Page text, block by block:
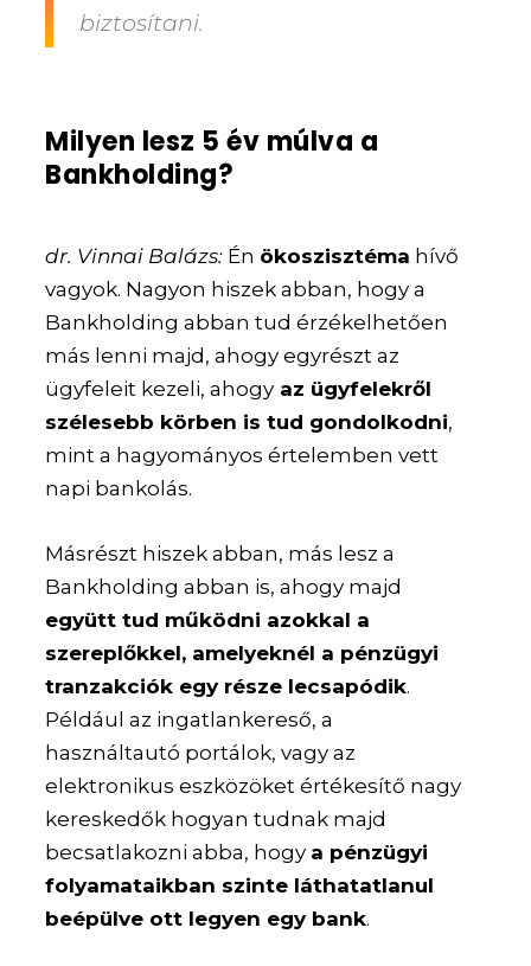
biztosítani.
Milyen lesz 5 év múlva a
Bankholding?
dr. Vinnai Balázs: Én ökoszisztéma hívő
vagyok. Nagyon hiszek abban, hogy a
Bankholding abban tud érzékelhetően
más lenni majd, ahogy egyrészt az
ügyfeleit kezeli, ahogy az ügyfelekről
szélesebb körben is tud gondolkodni,
mint a hagyományos értelemben vett
napi bankolás.
Másrészt hiszek abban, más lesz a
Bankholding abban is, ahogy majd
együtt tud működni azokkal a
szereplőkkel, amelyeknél a pénzügyi
tranzakciók egy része lecsapódik.
Például az ingatlankereső, a
használtautó portálok, vagy az
elektronikus eszközöket értékesítő nagy
kereskedők hogyan tudnak majd
becsatlakozni abba, hogy a pénzügyi
folyamataikban szinte láthatatlanul
beépülve ott legyen egy bank.